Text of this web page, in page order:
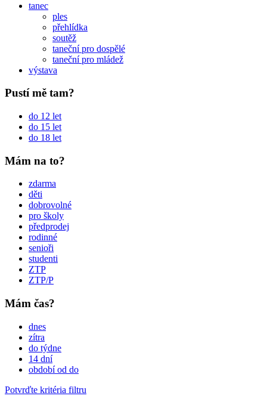
tanec
ples
přehlídka
soutěž
taneční pro dospělé
taneční pro mládež
výstava
Pustí mě tam?
do 12 let
do 15 let
do 18 let
Mám na to?
zdarma
děti
dobrovolné
pro školy
předprodej
rodinné
senioři
studenti
ZTP
ZTP/P
Mám čas?
dnes
zítra
do týdne
14 dní
období od do
Potvrďte kritéria filtru